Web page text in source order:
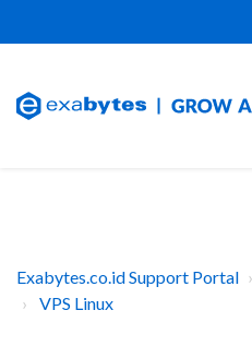
Exabytes.co.id Support Portal
VPS Linux